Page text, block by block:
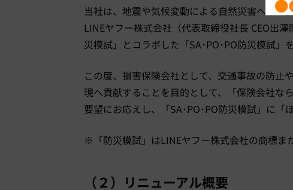
当社は、地震や気候変動による自然災害への「
LINEヤフー株式会社（代表取締役社長 CEO出澤
災模試」とコラボした「SA･PO･PO防災模試」を
この度、損害保険会社として、交通事故の防止
現へ貢献することを目的として、「保険会社な
要望にお応えし、「SA･PO･PO防災模試」に「
※「防災模試」はLINEヤフー株式会社の商標ま
（２）リニューアル概要